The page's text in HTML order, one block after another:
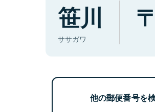
笹川
ササガワ
他の郵便番号を